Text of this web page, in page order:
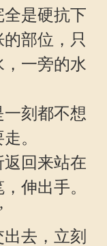
是硬抗下
部位，只
一旁的水
刻都不想
。
回来站在
伸出手。
去，立刻